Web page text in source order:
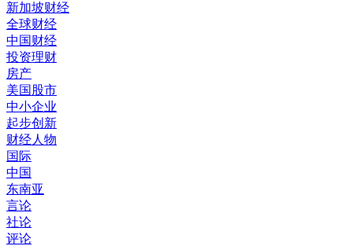
新加坡财经
全球财经
中国财经
投资理财
房产
美国股市
中小企业
起步创新
财经人物
国际
中国
东南亚
言论
社论
评论